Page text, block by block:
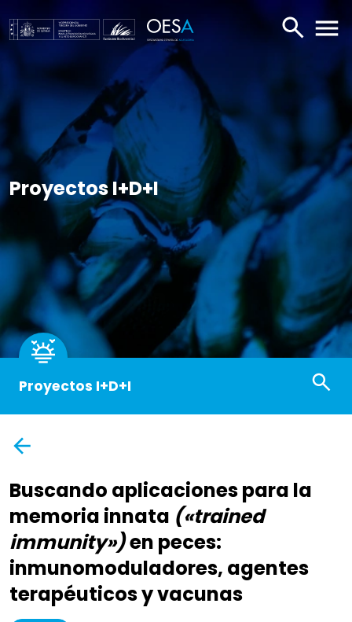
Proyectos I+D+I
Buscando aplicaciones para la
memoria innata («trained
immunity»)en peces:
inmunomoduladores, agentes
terapéuticos y vacunas
Proyectos I+D+I